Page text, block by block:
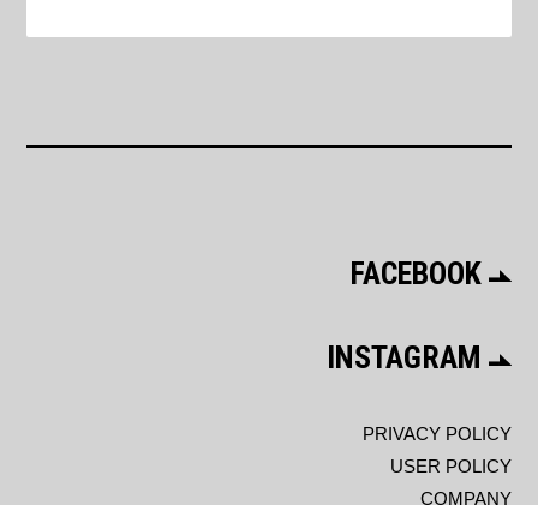
FACEBOOK
INSTAGRAM
PRIVACY POLICY
USER POLICY
COMPANY